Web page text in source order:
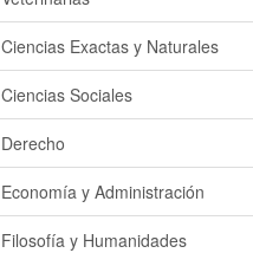
Ciencias Exactas y Naturales
Ciencias Sociales
Derecho
Economía y Administración
Filosofía y Humanidades